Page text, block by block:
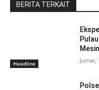
BERITA TERKAIT
Headline Jumat,